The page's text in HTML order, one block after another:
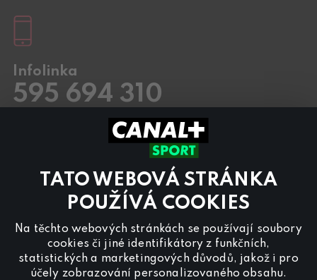
TATO WEBOVÁ STRÁNKA
POUŽÍVÁ COOKIES
Na těchto webových stránkách se používají soubory
cookies či jiné identifikátory z funkčních,
statistických a marketingových důvodů, jakož i pro
účely zobrazování personalizovaného obsahu.
Infolinka
595 694 310
8.00 – 20:00
8.00 – 18:00
inzerci na programu CANAL+ Sport
nás
kontaktujte nareklama@canalplus.cz
Naši redakci kontaktujete na
redakce@canalplus.cz